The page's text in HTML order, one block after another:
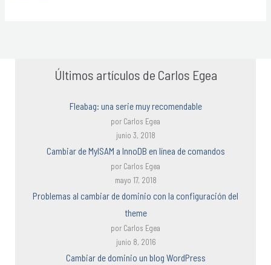
Últimos artículos de Carlos Egea
Fleabag: una serie muy recomendable
por Carlos Egea
junio 3, 2018
Cambiar de MyISAM a InnoDB en línea de comandos
por Carlos Egea
mayo 17, 2018
Problemas al cambiar de dominio con la configuración del
theme
por Carlos Egea
junio 8, 2016
Cambiar de dominio un blog WordPress